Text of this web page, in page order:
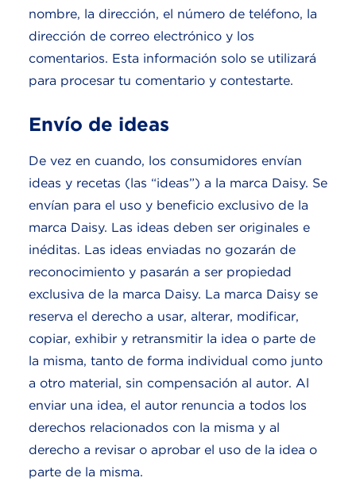
nombre, la dirección, el número de teléfono, la
dirección de correo electrónico y los
comentarios. Esta información solo se utilizará
para procesar tu comentario y contestarte.
Envío de ideas
De vez en cuando, los consumidores envían
ideas y recetas (las “ideas”) a la marca Daisy. Se
envían para el uso y beneficio exclusivo de la
marca Daisy. Las ideas deben ser originales e
inéditas. Las ideas enviadas no gozarán de
reconocimiento y pasarán a ser propiedad
exclusiva de la marca Daisy. La marca Daisy se
reserva el derecho a usar, alterar, modificar,
copiar, exhibir y retransmitir la idea o parte de
la misma, tanto de forma individual como junto
a otro material, sin compensación al autor. Al
enviar una idea, el autor renuncia a todos los
derechos relacionados con la misma y al
derecho a revisar o aprobar el uso de la idea o
parte de la misma.